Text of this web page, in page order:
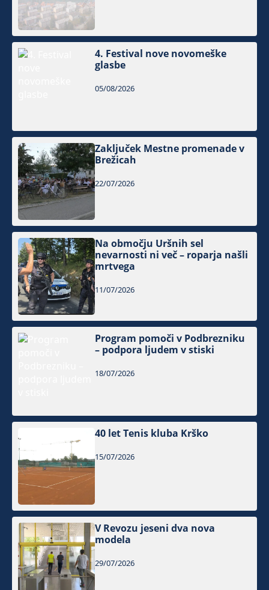
4. Festival nove novomeške
glasbe
05/08/2026
Zaključek Mestne promenade v
Brežicah
22/07/2026
Na območju Uršnih sel
nevarnosti ni več – roparja našli
mrtvega
11/07/2026
Program pomoči v Podbrezniku
– podpora ljudem v stiski
18/07/2026
40 let Tenis kluba Krško
15/07/2026
V Revozu jeseni dva nova
modela
29/07/2026